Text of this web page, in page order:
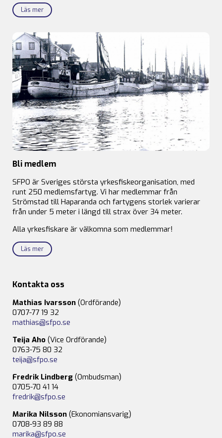
Läs mer
Bli medlem
SFPO är Sveriges största yrkesfiskeorganisation, med
runt 250 medlemsfartyg. Vi har medlemmar från
Strömstad till Haparanda och fartygens storlek varierar
från under 5 meter i längd till strax över 34 meter.
Alla yrkesfiskare är välkomna som medlemmar!
Läs mer
Kontakta oss
Mathias Ivarsson (Ordförande)
0707-77 19 32
mathias@sfpo.se
Teija Aho (Vice Ordförande)
0763-75 80 32
teija@sfpo.se
Fredrik Lindberg (Ombudsman)
0705-70 41 14
fredrik@sfpo.se
Marika Nilsson (Ekonomiansvarig)
0708-93 89 88
marika@sfpo.se